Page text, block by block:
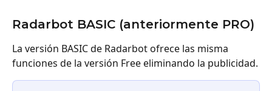
Radarbot BASIC (anteriormente PRO)
La versión BASIC de Radarbot ofrece las misma
funciones de la versión Free eliminando la publicidad.